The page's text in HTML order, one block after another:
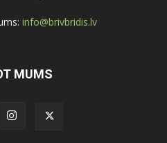
info@brivbridis.lv
MUMS